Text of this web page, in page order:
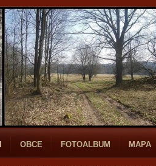
OBCE FOTOALBUM MAPA